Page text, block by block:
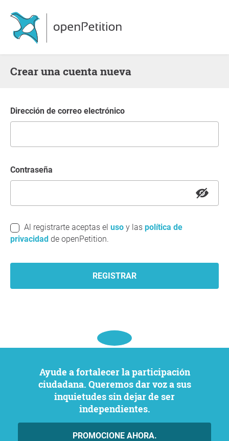
Crear una cuenta nueva
Dirección de correo electrónico
Contraseña
Al registrarte aceptas el uso y las política de
privacidad de openPetition.
REGISTRAR
Ayude a fortalecer la participación
ciudadana. Queremos dar voz a sus
inquietudes sin dejar de ser
independientes.
PROMOCIONE AHORA.